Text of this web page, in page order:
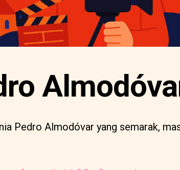
Pedro Almodóvar yang semarak,